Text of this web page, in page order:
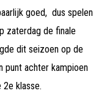
goed, dus spelen
zaterdag de finale
dit seizoen op de
punt achter kampioen
2e klasse.